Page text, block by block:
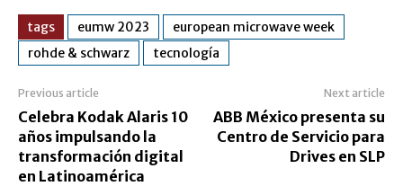
tags eumw 2023
european microwave week
rohde & schwarz
tecnología
Previous article
Celebra Kodak Alaris 10
años impulsando la
transformación digital
en Latinoamérica
Next article
ABB México presenta su
Centro de Servicio para
Drives en SLP